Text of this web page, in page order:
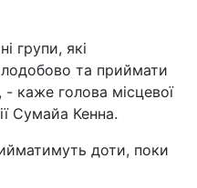
групи, які
та приймати
- каже голова місцевої
Сумайа Кенна.
доти, поки